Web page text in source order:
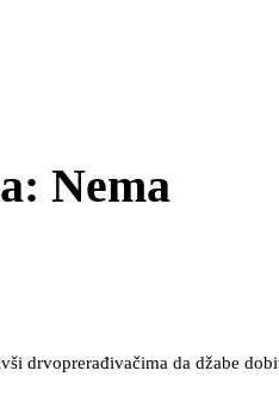
Nema
drvoprerađivačima da džabe